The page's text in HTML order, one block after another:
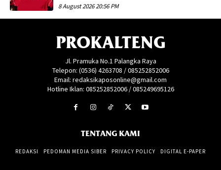
8 August 2026 20:56 PM
PROKALTENG
Jl. Pramuka No.1 Palangka Raya
Telepon: (0536) 4263708 / 085252852006
Email: redaksikaposonline@gmail.com
Hotline Iklan: 085252852006 / 085249695126
TENTANG KAMI
REDAKSI PEDOMAN MEDIA SIBER PRIVACY POLICY DIGITAL E-PAPER